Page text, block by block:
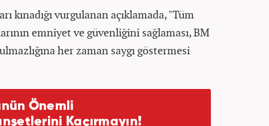
kınadığı vurgulanan açıklamada, "Tüm
emniyet ve güvenliğini sağlaması, BM
her zaman saygı göstermesi